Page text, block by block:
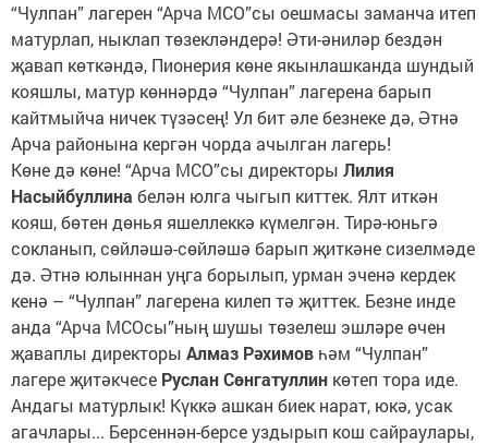
“Чулпан” лагерен “Арча МСО”сы оешмасы заманча итеп
матурлап, ныклап төзекләндерә! Әти-әниләр бездән
җавап көткәндә, Пионерия көне якынлашканда шундый
кояшлы, матур көннәрдә “Чулпан” лагерена барып
кайтмыйча ничек түзәсең! Ул бит әле безнеке дә, Әтнә
Арча районына кергән чорда ачылган лагерь!
Көне дә көне! “Арча МСО”сы директоры Лилия
Насыйбуллина белән юлга чыгып киттек. Ялт иткән
кояш, бөтен дөнья яшеллеккә күмелгән. Тирә-юньгә
сокланып, сөйләшә-сөйләшә барып җиткәне сизелмәде
дә. Әтнә юлыннан уңга борылып, урман эченә кердек
кенә – “Чулпан” лагерена килеп тә җиттек. Безне инде
анда “Арча МСОсы”ның шушы төзелеш эшләре өчен
җаваплы директоры Алмаз Рәхимов һәм “Чулпан”
лагере җитәкчесе Руслан Сөнгатуллин көтеп тора иде.
Андагы матурлык! Күккә ашкан биек нарат, юкә, усак
агачлары... Берсеннән-берсе уздырып кош сайраулары,